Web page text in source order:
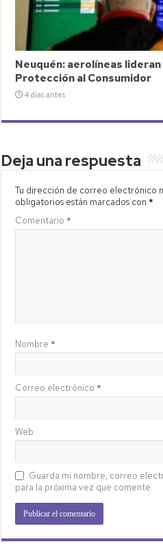
Neuquén: aerolíneas
Protección al Consumidor
4 días antes
Deja una respuesta
Tu dirección de correo electrónico
obligatorios están marcados con *
Comentario *
Nombre *
Correo electrónico *
Web
Guarda mi nombre, correo
para la próxima vez que comente.